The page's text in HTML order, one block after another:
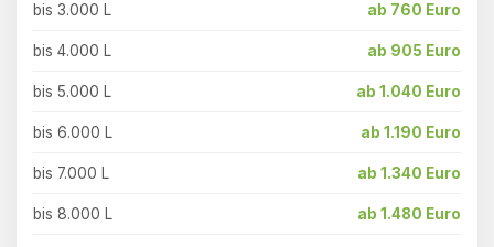
bis 3.000 L ab 760 Euro
bis 4.000 L ab 905 Euro
bis 5.000 L ab 1.040 Euro
bis 6.000 L ab 1.190 Euro
bis 7.000 L ab 1.340 Euro
bis 8.000 L ab 1.480 Euro